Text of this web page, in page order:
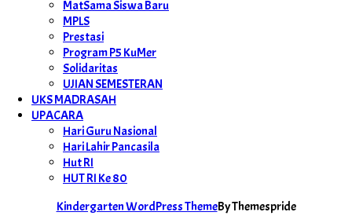
MatSama Siswa Baru
MPLS
Prestasi
Program P5 KuMer
Solidaritas
UJIAN SEMESTERAN
UKS MADRASAH
UPACARA
Hari Guru Nasional
Hari Lahir Pancasila
Hut RI
HUT RI Ke 80
Kindergarten WordPress ThemeBy Themespride